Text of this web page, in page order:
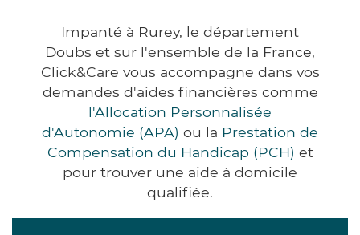
Impanté à Rurey, le département
Doubs et sur l'ensemble de la France,
Click&Care vous accompagne dans vos
demandes d'aides financières comme
l'Allocation Personnalisée
d'Autonomie (APA) ou la Prestation de
Compensation du Handicap (PCH) et
pour trouver une aide à domicile
qualifiée.